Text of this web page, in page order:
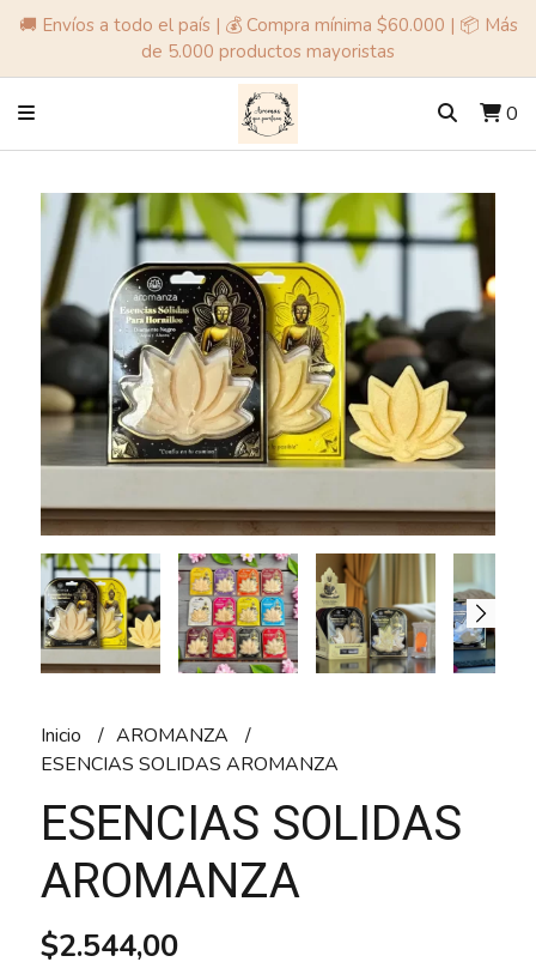
🚚 Envíos a todo el país | 💰 Compra mínima $60.000 | 📦 Más
de 5.000 productos mayoristas
0
Inicio
AROMANZA
ESENCIAS SOLIDAS AROMANZA
ESENCIAS SOLIDAS
AROMANZA
$2.544,00